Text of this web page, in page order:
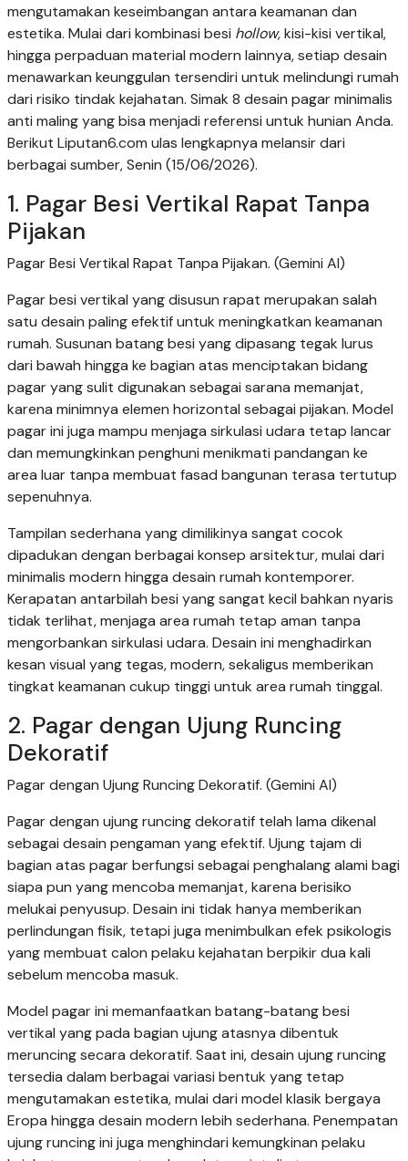
mengutamakan keseimbangan antara keamanan dan
estetika. Mulai dari kombinasi besi hollow,kisi-kisi vertikal,
hingga perpaduan material modern lainnya, setiap desain
menawarkan keunggulan tersendiri untuk melindungi rumah
dari risiko tindak kejahatan. Simak 8 desain pagar minimalis
anti maling yang bisa menjadi referensi untuk hunian Anda.
Berikut Liputan6.com ulas lengkapnya melansir dari
berbagai sumber, Senin (15/06/2026).
1. Pagar Besi Vertikal Rapat Tanpa
Pijakan
Pagar Besi Vertikal Rapat Tanpa Pijakan. (Gemini AI)
Pagar besi vertikal yang disusun rapat merupakan salah
satu desain paling efektif untuk meningkatkan keamanan
rumah. Susunan batang besi yang dipasang tegak lurus
dari bawah hingga ke bagian atas menciptakan bidang
pagar yang sulit digunakan sebagai sarana memanjat,
karena minimnya elemen horizontal sebagai pijakan. Model
pagar ini juga mampu menjaga sirkulasi udara tetap lancar
dan memungkinkan penghuni menikmati pandangan ke
area luar tanpa membuat fasad bangunan terasa tertutup
sepenuhnya.
Tampilan sederhana yang dimilikinya sangat cocok
dipadukan dengan berbagai konsep arsitektur, mulai dari
minimalis modern hingga desain rumah kontemporer.
Kerapatan antarbilah besi yang sangat kecil bahkan nyaris
tidak terlihat, menjaga area rumah tetap aman tanpa
mengorbankan sirkulasi udara. Desain ini menghadirkan
kesan visual yang tegas, modern, sekaligus memberikan
tingkat keamanan cukup tinggi untuk area rumah tinggal.
2. Pagar dengan Ujung Runcing
Dekoratif
Pagar dengan Ujung Runcing Dekoratif. (Gemini AI)
Pagar dengan ujung runcing dekoratif telah lama dikenal
sebagai desain pengaman yang efektif. Ujung tajam di
bagian atas pagar berfungsi sebagai penghalang alami bagi
siapa pun yang mencoba memanjat, karena berisiko
melukai penyusup. Desain ini tidak hanya memberikan
perlindungan fisik, tetapi juga menimbulkan efek psikologis
yang membuat calon pelaku kejahatan berpikir dua kali
sebelum mencoba masuk.
Model pagar ini memanfaatkan batang-batang besi
vertikal yang pada bagian ujung atasnya dibentuk
meruncing secara dekoratif. Saat ini, desain ujung runcing
tersedia dalam berbagai variasi bentuk yang tetap
mengutamakan estetika, mulai dari model klasik bergaya
Eropa hingga desain modern lebih sederhana. Penempatan
ujung runcing ini juga menghindari kemungkinan pelaku